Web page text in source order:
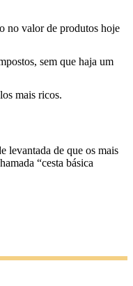
no valor de produtos hoje
sem que haja um
mais ricos.
levantada de que os mais
“cesta básica